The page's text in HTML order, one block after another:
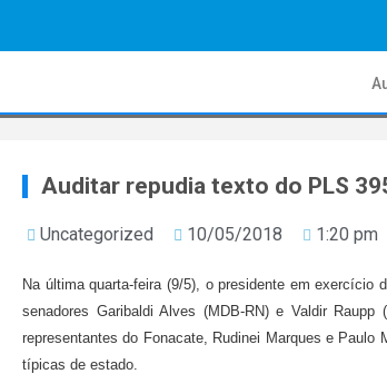
Auditar repudia texto do PLS
Uncategorized 10/05/2018 1:20 pm
Na última quarta-feira (9/5), o presidente em exercício
senadores Garibaldi Alves (MDB-RN) e Valdir
representantes do Fonacate, Rudinei Marques e
típicas de estado.